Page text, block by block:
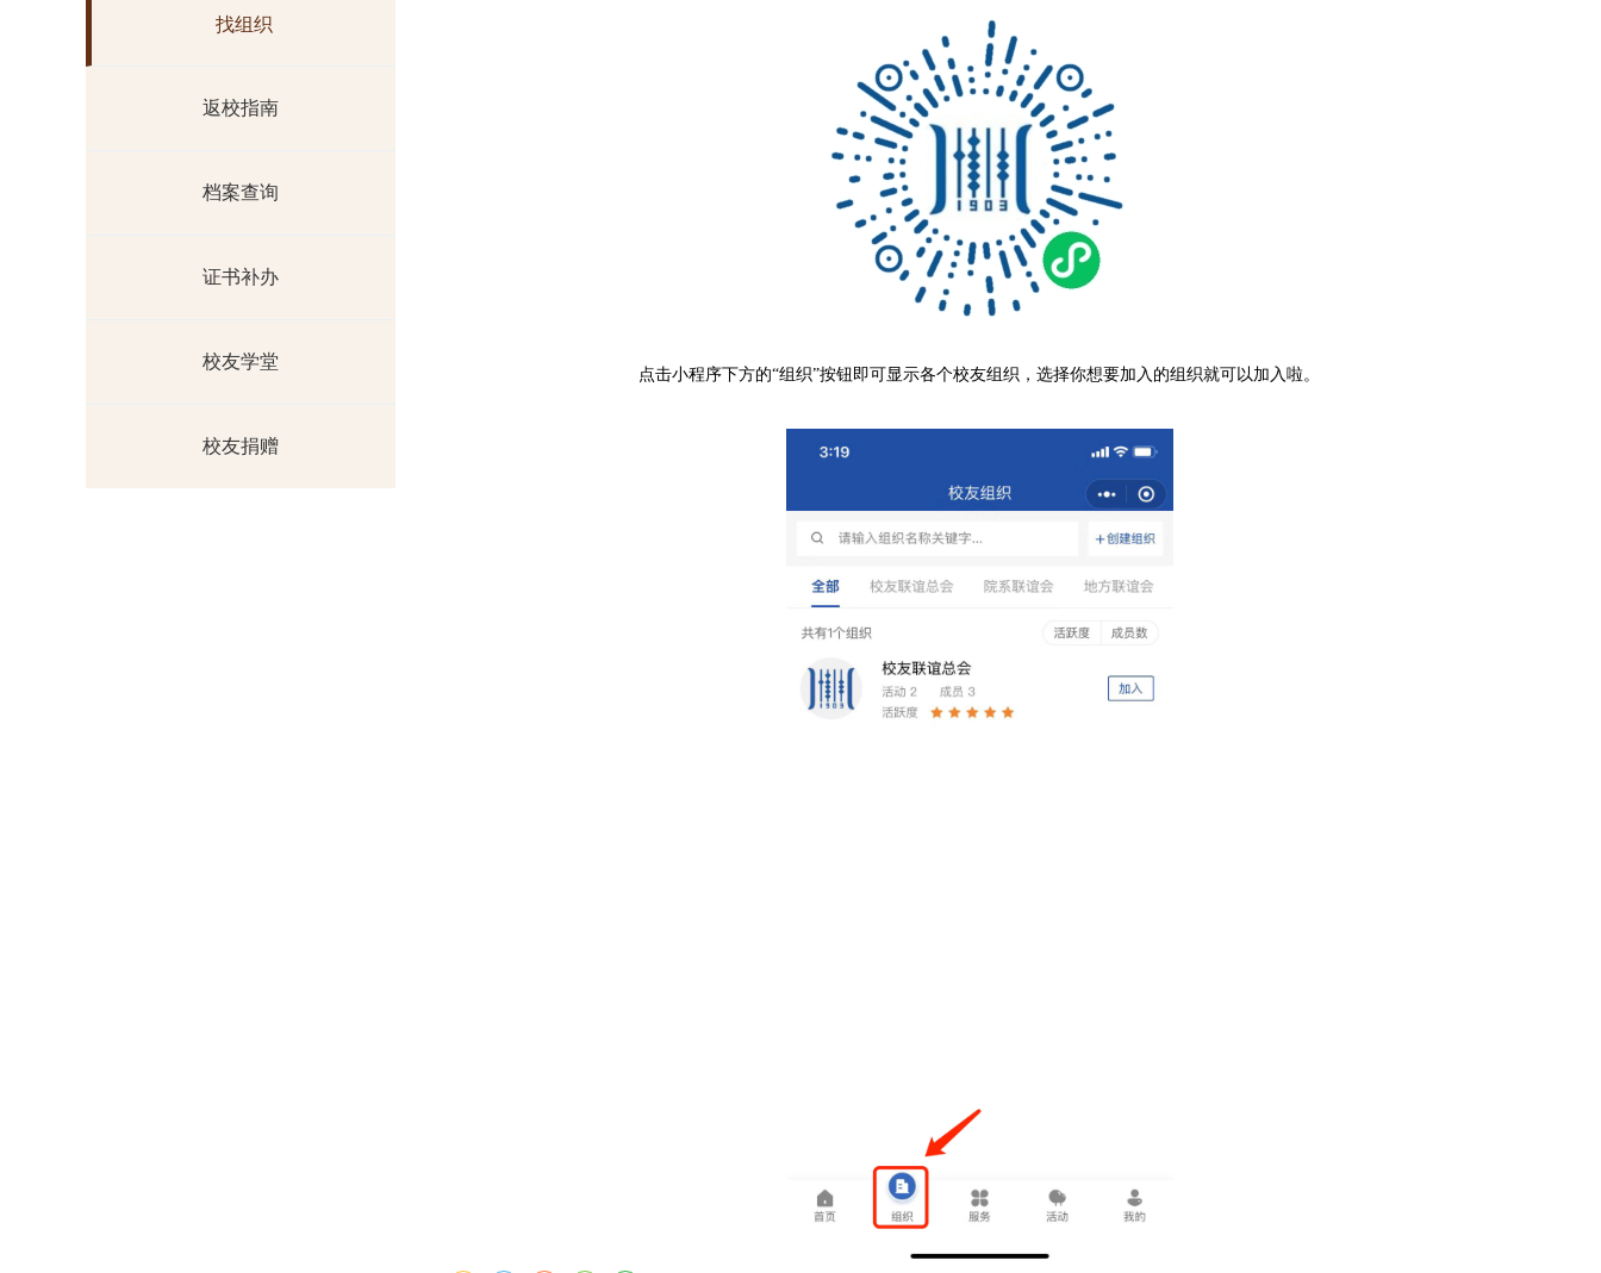
找组织
返校指南
档案查询
证书补办
校友学堂
校友捐赠
点击小程序下方的“组织”按钮即可显示各个校友组织，选择你想要加入的组织就可以加入啦。